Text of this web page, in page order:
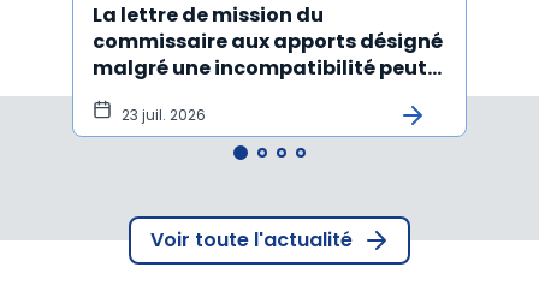
La lettre de mission du
commissaire aux apports désigné
malgré une incompatibilité peut
être annulée
23 juil. 2026
Voir toute l'actualité